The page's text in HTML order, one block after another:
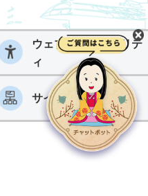
ウェブアクセシビリテ
ィ
サイトマップ